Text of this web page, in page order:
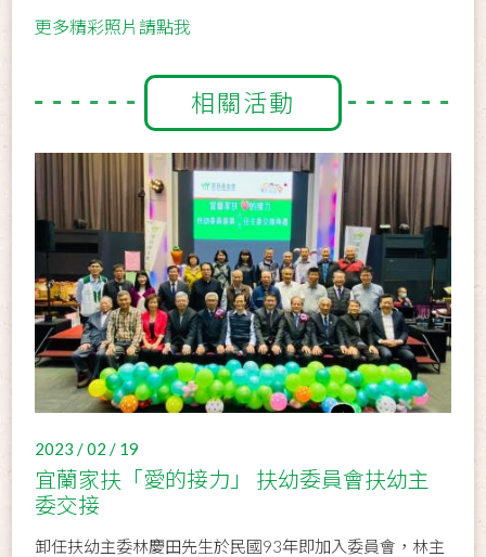
更多精彩照片請點我
相關活動
2023 / 02 / 19
宜蘭家扶「愛的接力」 扶幼委員會扶幼主
委交接
卸任扶幼主委林慶田先生於民國93年即加入委員會，林主